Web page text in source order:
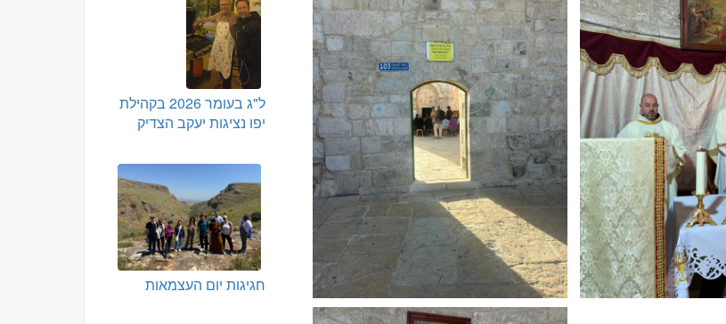
ל"ג בעומר 2026 בקהילת
יפו נציגות יעקב הצדיק
חגיגות יום העצמאות